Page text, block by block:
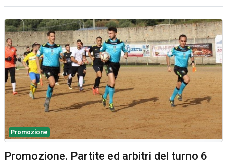
Promozione
Promozione. Partite ed arbitri del turno 6